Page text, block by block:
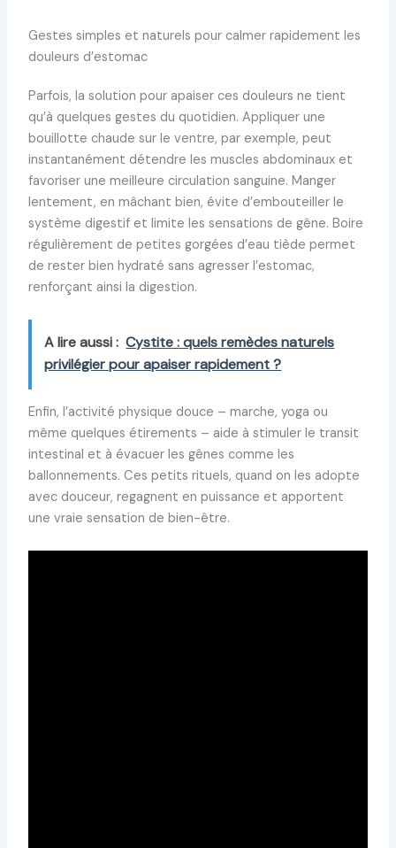
Gestes simples et naturels pour calmer rapidement les
douleurs d’estomac
Parfois, la solution pour apaiser ces douleurs ne tient
qu’à quelques gestes du quotidien. Appliquer une
bouillotte chaude sur le ventre, par exemple, peut
instantanément détendre les muscles abdominaux et
favoriser une meilleure circulation sanguine. Manger
lentement, en mâchant bien, évite d’embouteiller le
système digestif et limite les sensations de gêne. Boire
régulièrement de petites gorgées d’eau tiède permet
de rester bien hydraté sans agresser l’estomac,
renforçant ainsi la digestion.
A lire aussi : Cystite : quels remèdes naturels
privilégier pour apaiser rapidement ?
Enfin, l’activité physique douce – marche, yoga ou
même quelques étirements – aide à stimuler le transit
intestinal et à évacuer les gênes comme les
ballonnements. Ces petits rituels, quand on les adopte
avec douceur, regagnent en puissance et apportent
une vraie sensation de bien-être.